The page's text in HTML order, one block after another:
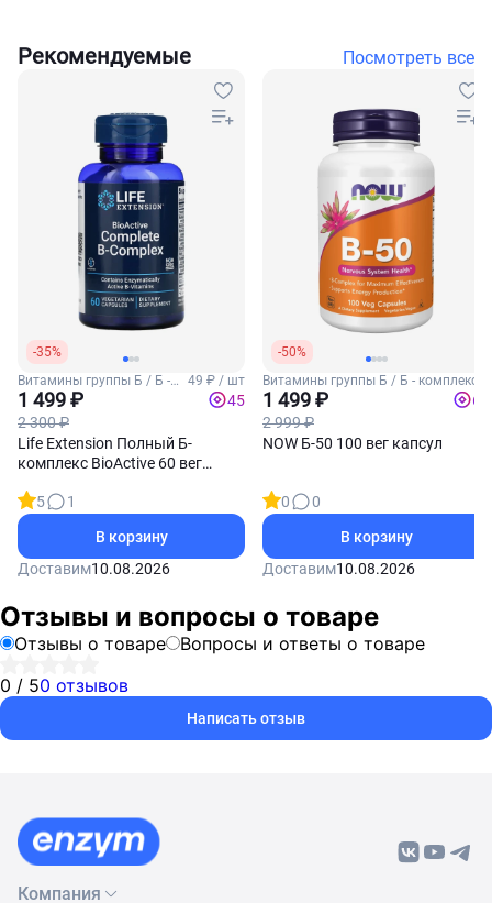
Рекомендуемые Посмотреть все
-35%
Витамины группы Б / Б -
комплекс
49 ₽ / шт
1 499 ₽
2 300 ₽
45
Life Extension Полный Б-
комплекс BioActive 60 вег
5
1
В корзину
Доставим10.08.2026
-50%
Витамины группы Б / Б - комплекс
1 499 ₽
2 999 ₽
60
NOW Б-50 100 вег капсул
0
0
В корзину
Доставим10.08.2026
Отзывы и вопросы о товаре
Отзывы о товаре
Вопросы и ответы о товаре
0 / 50 отзывов
Написать отзыв
Компания